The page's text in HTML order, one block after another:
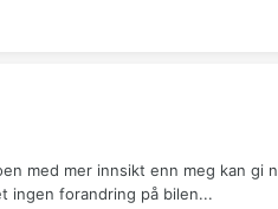
med mer innsikt enn meg kan
ingen forandring på bilen...